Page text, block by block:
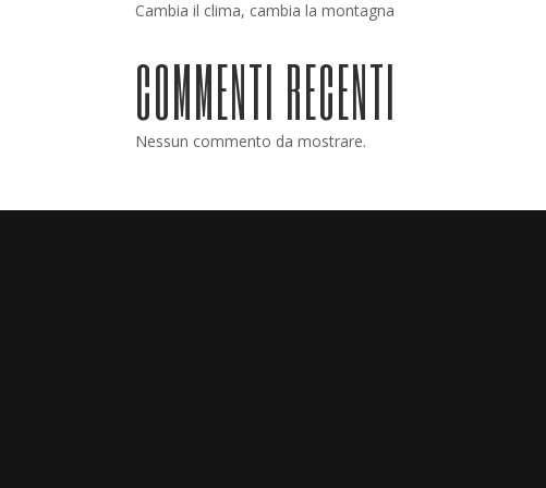
Cambia il clima, cambia la montagna
COMMENTI RECENTI
Nessun commento da mostrare.